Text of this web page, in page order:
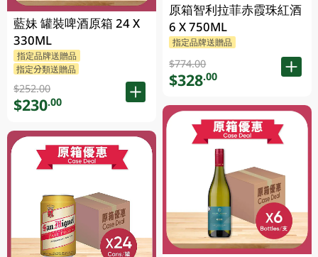
藍妹 罐裝啤酒原箱 24 X
330ML
指定品牌送贈品
指定分類送贈品
$252.00
$230.00
原箱智利拉菲赤霞珠紅酒
6 X 750ML
指定品牌送贈品
$774.00
$328.00